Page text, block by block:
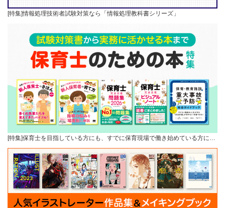
[特集]情報処理技術者試験対策なら「情報処理教科書シリーズ」
[特集]保育士を目指している方にも、すでに保育現場で働き始めている方に…